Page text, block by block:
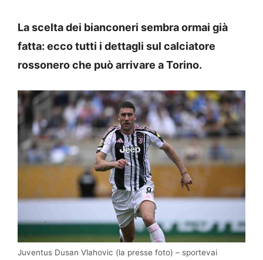
La scelta dei bianconeri sembra ormai già
fatta: ecco tutti i dettagli sul calciatore
rossonero che può arrivare a Torino.
Juventus Dusan Vlahovic (la presse foto) – sportevai